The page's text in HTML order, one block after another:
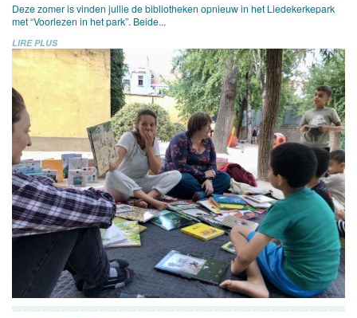
Deze zomer is vinden jullie de bibliotheken opnieuw in het Liedekerkepark
met “Voorlezen in het park”. Beide...
LIRE PLUS